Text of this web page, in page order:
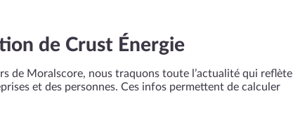
de Crust Énergie
de Moralscore, nous traquons toute l’actualité qui reflète
et des personnes. Ces infos permettent de calculer